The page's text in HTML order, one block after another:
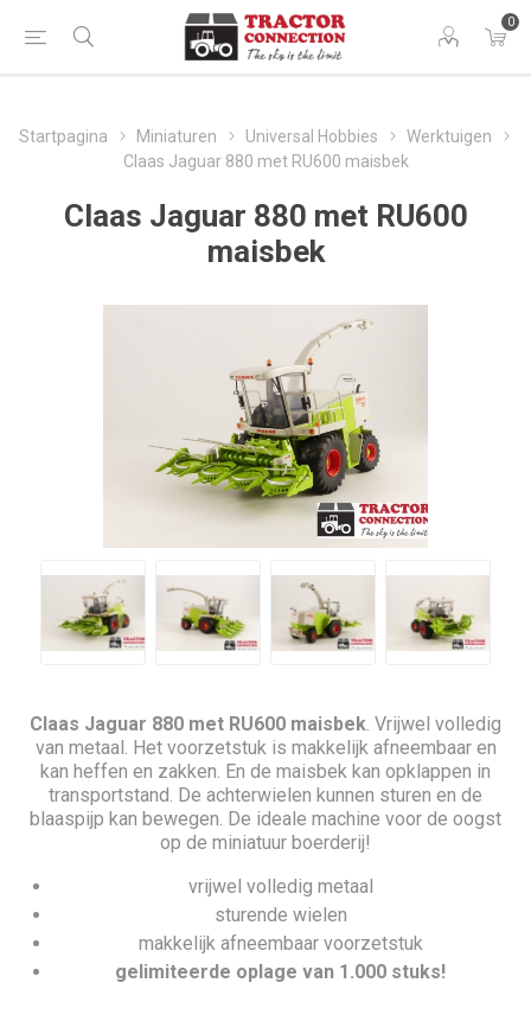
0
Startpagina Miniaturen Universal Hobbies
Werktuigen
Claas Jaguar 880 met RU600 maisbek
Claas Jaguar 880 met RU600
maisbek
Claas Jaguar 880 met RU600 maisbek. Vrijwel volledig
van metaal. Het voorzetstuk is makkelijk afneembaar en
kan heffen en zakken. En de maisbek kan opklappen in
transportstand. De achterwielen kunnen sturen en de
blaaspijp kan bewegen. De ideale machine voor de oogst
op de miniatuur boerderij!
vrijwel volledig metaal
sturende wielen
makkelijk afneembaar voorzetstuk
gelimiteerde oplage van 1.000 stuks!